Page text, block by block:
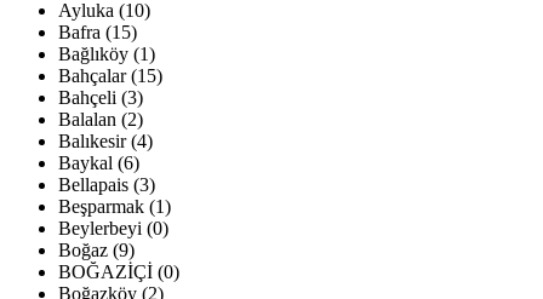
Ayluka (10)
Bafra (15)
Bağlıköy (1)
Bahçalar (15)
Bahçeli (3)
Balalan (2)
Balıkesir (4)
Baykal (6)
Bellapais (3)
Beşparmak (1)
Beylerbeyi (0)
Boğaz (9)
BOĞAZİÇİ (0)
Boğazköy (2)